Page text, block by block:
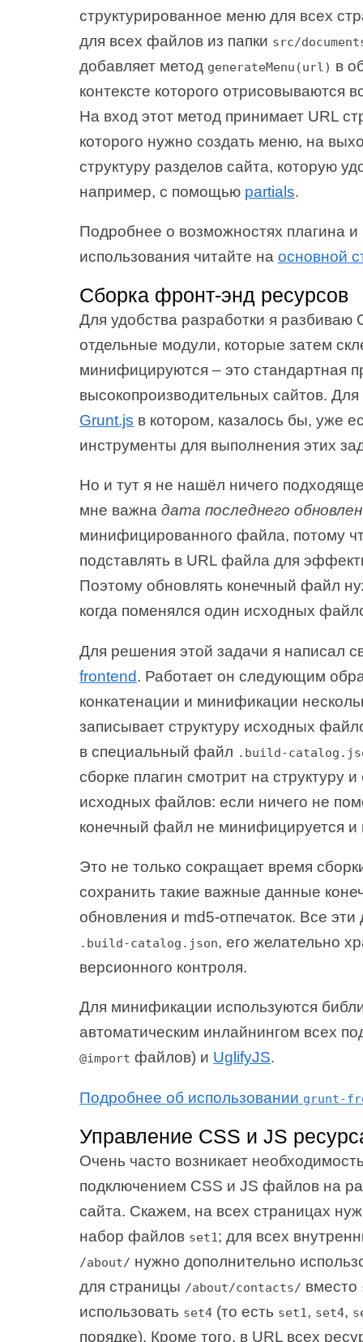
структурированное меню для всех
для всех файлов из папки src/
добавляет метод generateMenu(url) в
контексте которого отрисовываются
На вход этот метод принимает URL
которого нужно создать меню, на
структуру разделов сайта, которую
например, с помощью partials.
Подробнее о возможностях плагина и
использования читайте на основной
Сборка фронт-энд ресурсов
Для удобства разработки я
отдельные модули, которые затем
минифицируются – это стандартная
высокопроизводительных сайтов.
Grunt.js в котором, казалось бы, уже
инструменты для выполнения этих
Но и тут я не нашёл ничего
мне важна дата последнего
минифицированного файла, потому
подставлять в URL файла для
Поэтому обновлять конечный файл
когда поменялся один исходных
Для решения этой задачи я написал
frontend. Работает он следующим
конкатенации и минификации
записывает структуру исходных
в специальный файл .build-
сборке плагин смотрит на структуру
исходных файлов: если ничего не
конечный файл не минифицируется и
Это не только сокращает время
сохранить такие важные данные
обновления и md5-отпечаток. Все
.build-catalog.json, его желательно
версионного контроля.
Для минификации используются
автоматическим инлайнингом всех
@import файлов) и UglifyJS.
Подробнее об использовании grunt-
Управление CSS и JS
Очень часто возникает
подключением CSS и JS файлов на
сайта. Скажем, на всех страницах
набор файлов set1; для всех
/about/ нужно дополнительно
для страницы /about/contacts/ вместо
использовать set4 (то есть set1, set4,
порядке). Кроме того, в URL всех